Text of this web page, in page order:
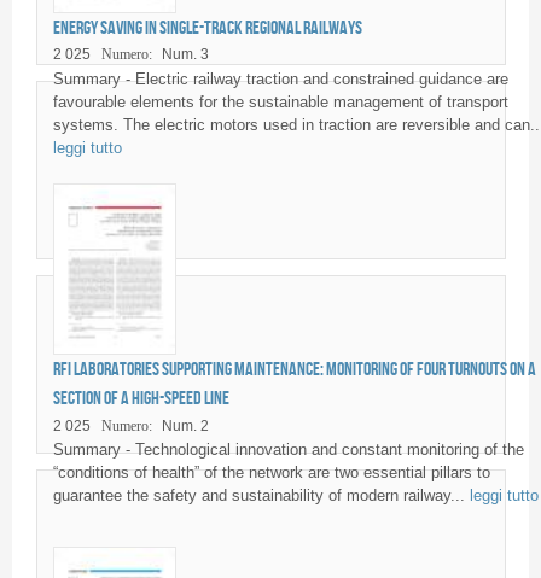
Energy saving in Single-Track Regional Railways
2 025 Numero: Num. 3
Summary - Electric railway traction and constrained guidance are
favourable elements for the sustainable management of transport
systems. The electric motors used in traction are reversible and
leggi tutto
RFI laboratories supporting maintenance: monitoring of four turnouts on a
section of a high-speed line
2 025 Numero: Num. 2
Summary - Technological innovation and constant monitoring of the
“conditions of health” of the network are two essential pillars to
guarantee the safety and sustainability of modern railway... leggi tutto